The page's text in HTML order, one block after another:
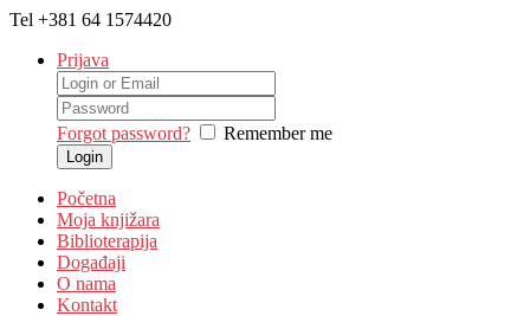
Tel +381 64 1574420
Prijava
Forgot password? Remember me
Početna
Moja knjižara
Biblioterapija
Događaji
O nama
Kontakt